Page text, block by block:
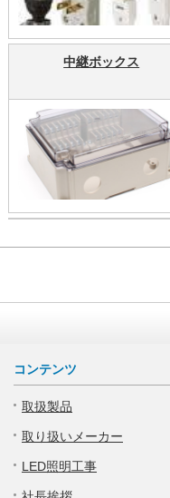
中継ボックス
コンテンツ
取扱製品
取り扱いメーカー
LED照明工事